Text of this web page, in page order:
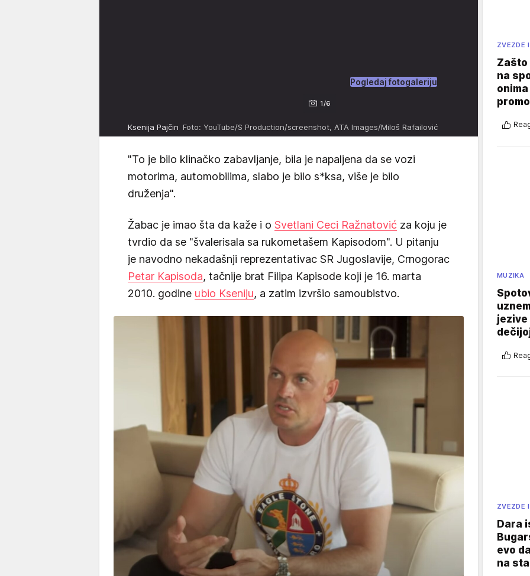
1/6
Pogledaj fotogaleriju
Ksenija Pajčin Foto: YouTube/S Production/screenshot, ATA Images/Miloš Rafailović
"To je bilo klinačko zabavljanje, bila je napaljena da se vozi
motorima, automobilima, slabo je bilo s*ksa, više je bilo
druženja".
Žabac je imao šta da kaže i o Svetlani Ceci Ražnatović za koju je
tvrdio da se "švalerisala sa rukometašem Kapisodom". U pitanju
je navodno nekadašnji reprezentativac SR Jugoslavije, Crnogorac
Petar Kapisoda, tačnije brat Filipa Kapisode koji je 16. marta
2010. godine ubio Kseniju, a zatim izvršio samoubistvo.
ZVEZDE
Zašto
na
MUZIKA
jezive
ZVEZDE
Dara
evo
na